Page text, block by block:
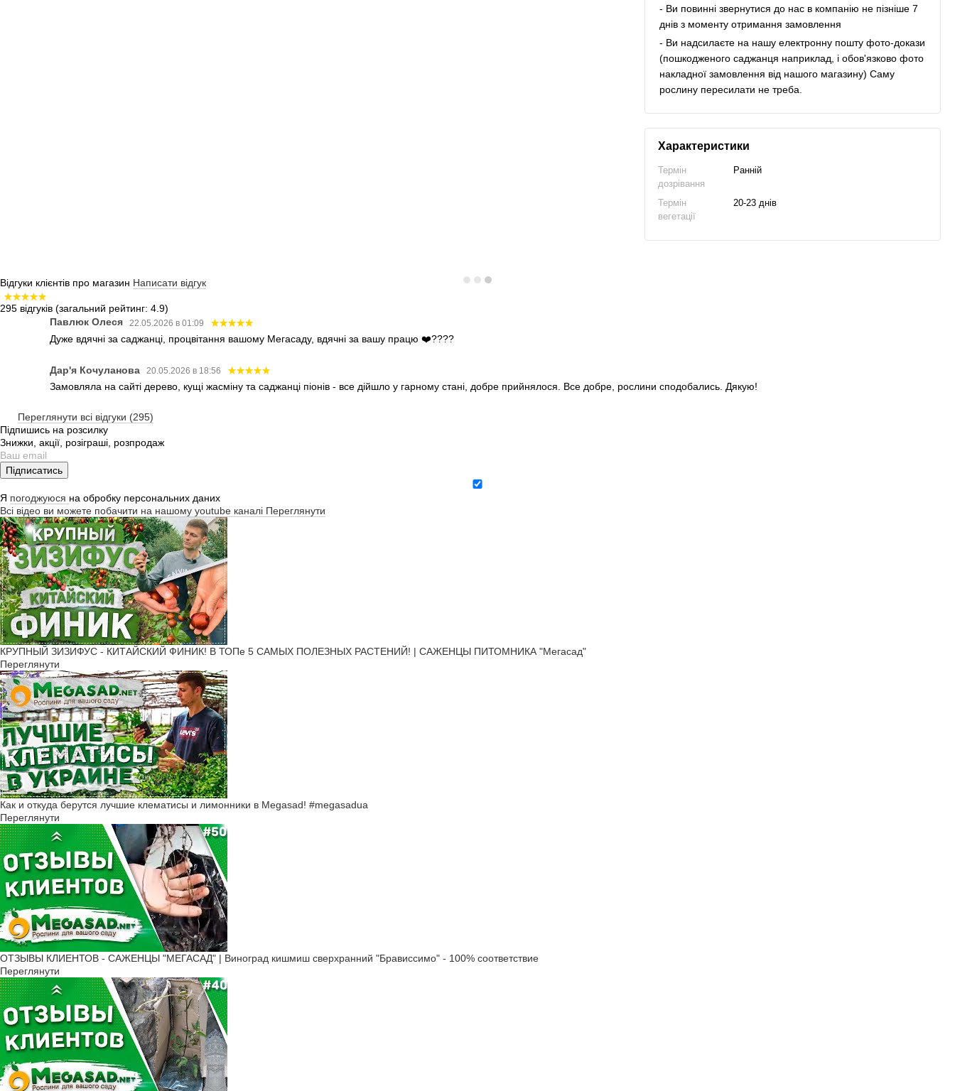
- Ви повинні звернутися до нас в компанію не пізніше 7
днів з моменту отримання замовлення
- Ви надсилаєте на нашу електронну пошту фото-докази
(пошкодженого саджанця наприклад, і обов'язково фото
накладної замовлення від нашого магазину) Саму
рослину пересилати не треба.
Характеристики
Термін
дозрівання
Ранній
Термін
вегетації
20-23 днів
Відгуки клієнтів про магазин Написати відгук
295 відгуків (загальний рейтинг: 4.9)
Павлюк Олеся
22.05.2026 в 01:09
Дуже вдячні за саджанці, процвітання вашому Мегасаду, вдячні за вашу працю ❤️????
Дар'я Кочуланова 20.05.2026 в 18:56
Замовляла на сайті дерево, кущі жасміну та саджанці піонів - все дійшло у гарному стані, добре прийнялося. Все добре, рослини сподобались. Дякую!
Переглянути всі відгуки (295)
Підпишись на розсилку
Знижки, акції, розіграші, розпродаж
Підписатись
Я погоджуюся на обробку персональних даних
Всі відео ви можете побачити на нашому youtube каналі Переглянути
КРУПНЫЙ ЗИЗИФУС - КИТАЙСКИЙ ФИНИК! В ТОПе 5 САМЫХ ПОЛЕЗНЫХ РАСТЕНИЙ! | САЖЕНЦЫ ПИТОМНИКА "Мегасад"
Переглянути
Как и откуда берутся лучшие клематисы и лимонники в Megasad! #megasadua
Переглянути
ОТЗЫВЫ КЛИЕНТОВ - САЖЕНЦЫ "МЕГАСАД" | Виноград кишмиш сверхранний "Брависсимо" - 100% соответствие
Переглянути